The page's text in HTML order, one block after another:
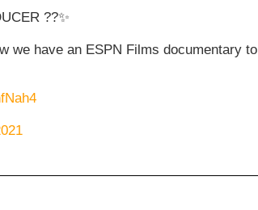
??✨
we have an ESPN Films documentary to